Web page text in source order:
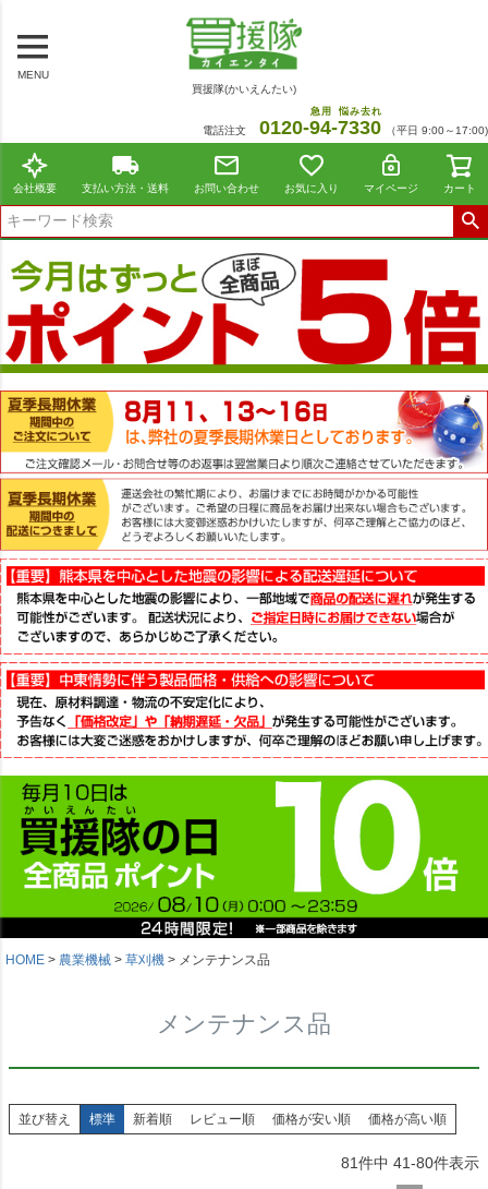
MENU
買援隊(かいえんたい)
電話注文 0120-94
急用
-7330
悩み去れ
（平日 9:00～17:00)
会社概要 支払い方法・送料 お問い合わせ お気に入り マイページ カート
HOME 農業機械 草刈機 メンテナンス品
メンテナンス品
並び替え 標準 新着順 レビュー順 価格が安い順 価格が高い順
81件中 41-80件表示